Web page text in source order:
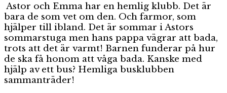
Astor och Emma har en hemlig klubb. Det är
bara de som vet om den. Och farmor, som
hjälper till ibland. Det är sommar i Astors
sommarstuga men hans pappa vägrar att bada,
trots att det är varmt! Barnen funderar på hur
de ska få honom att våga bada. Kanske med
hjälp av ett bus? Hemliga busklubben
sammanträder!